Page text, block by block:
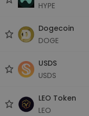
HYPE
Dogecoin
DOGE
USDS
USDS
LEO Token
LEO